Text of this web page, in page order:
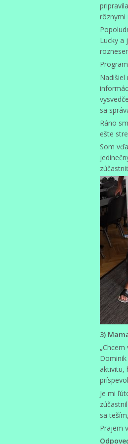
rôznymi
Lucky a
Nadišiel
sa
Ráno
ešte
Som
3)
aktivitu,
Je mi
sa
Prajem